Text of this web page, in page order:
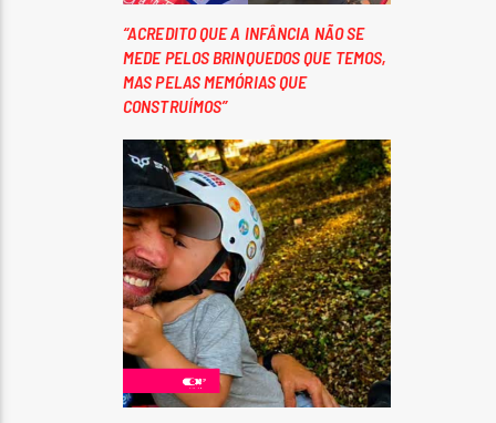
“ACREDITO QUE A INFÂNCIA NÃO SE
MEDE PELOS BRINQUEDOS QUE TEMOS,
MAS PELAS MEMÓRIAS QUE
CONSTRUÍMOS”